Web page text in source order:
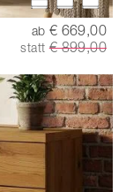
ab € 669,00
statt€ 899,00